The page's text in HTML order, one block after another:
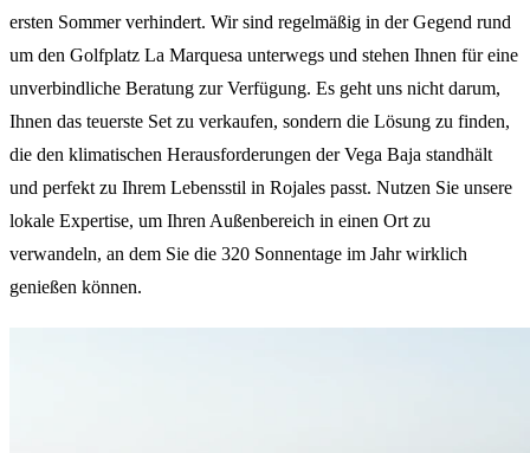
ersten Sommer verhindert. Wir sind regelmäßig in der Gegend rund
um den Golfplatz La Marquesa unterwegs und stehen Ihnen für eine
unverbindliche Beratung zur Verfügung. Es geht uns nicht darum,
Ihnen das teuerste Set zu verkaufen, sondern die Lösung zu finden,
die den klimatischen Herausforderungen der Vega Baja standhält
und perfekt zu Ihrem Lebensstil in Rojales passt. Nutzen Sie unsere
lokale Expertise, um Ihren Außenbereich in einen Ort zu
verwandeln, an dem Sie die 320 Sonnentage im Jahr wirklich
genießen können.